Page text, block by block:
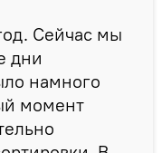
Сейчас мы
дни
намного
момент